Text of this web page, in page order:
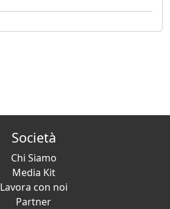
Società
Chi Siamo
Media Kit
Lavora con noi
Partner